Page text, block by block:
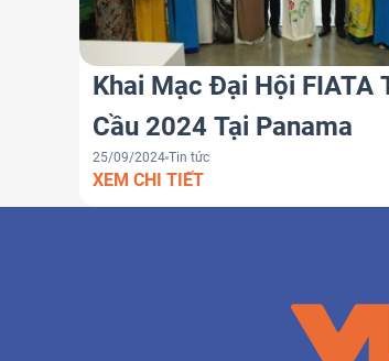
Khai Mạc Đại Hội FIATA
Cầu 2024 Tại Panama
25/09/2024 Tin tức
XEM CHI TIẾT